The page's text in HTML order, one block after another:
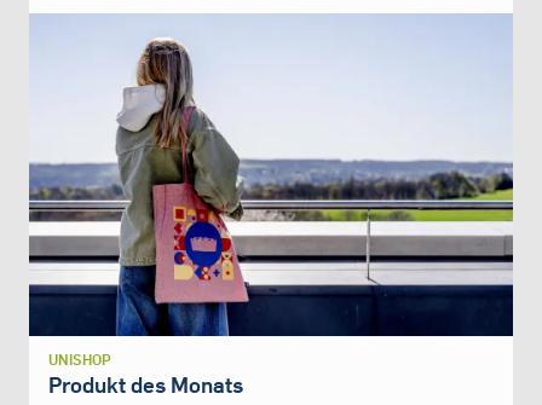
UNISHOP
Produkt des Monats